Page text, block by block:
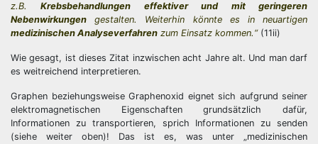
z.B.Krebsbehandlungen effektiver und mit geringeren
Nebenwirkungen gestalten. Weiterhin könnte es in neuartigen
medizinischen Analyseverfahren zum Einsatz kommen.“(11ii)
Wie gesagt, ist dieses Zitat inzwischen acht Jahre alt. Und man darf
es weitreichend interpretieren.
Graphen beziehungsweise Graphenoxid eignet sich aufgrund seiner
elektromagnetischen Eigenschaften grundsätzlich dafür,
Informationen zu transportieren, sprich Informationen zu senden
(siehe weiter oben)! Das ist es, was unter „medizinischen